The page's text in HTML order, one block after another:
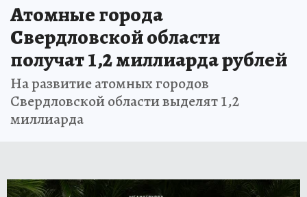
Атомные города
Свердловской области
получат 1,2 миллиарда рублей
На развитие атомных городов
Свердловской области выделят 1,2
миллиарда